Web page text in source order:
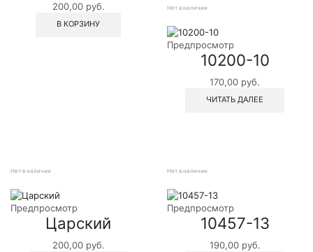
200,00 руб.
В КОРЗИНУ
Нет в наличии
Предпросмотр
10200-10
170,00 руб.
ЧИТАТЬ ДАЛЕЕ
Нет в наличии
Предпросмотр
Царский
200,00 руб.
Нет в наличии
Предпросмотр
10457-13
190,00 руб.